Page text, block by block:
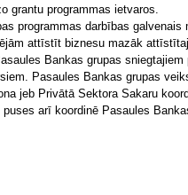
grantu programmas ietvaros.
programmas darbības
attīstīt biznesu mazāk
Bankas grupas
Pasaules Bankas grupas
jeb Privātā Sektora Sakaru
arī koordinē Pasaules